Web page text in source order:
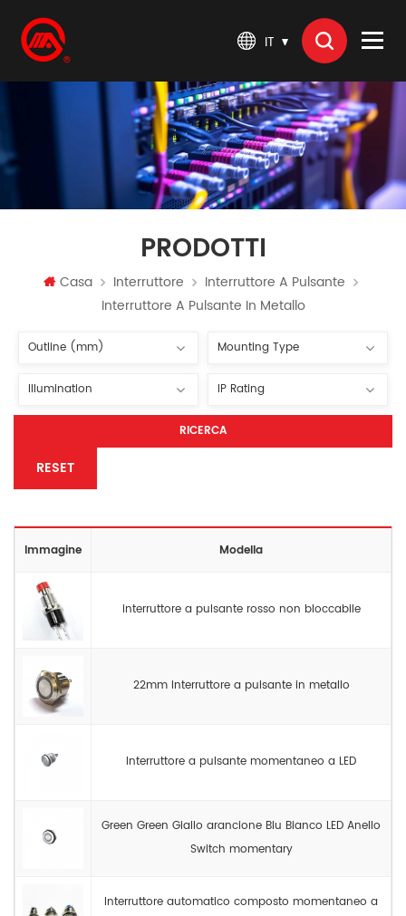
IT
PRODOTTI
Casa Interruttore
Interruttore A Pulsante
Interruttore A Pulsante In Metallo
RICERCA
RESET
Immagine Modella
interruttore a pulsante rosso non bloccabile
22mm Interruttore a pulsante in metallo
Interruttore a pulsante momentaneo a LED
Green Green Giallo arancione Blu Bianco LED Anello
Switch momentary
Interruttore automatico composto momentaneo a